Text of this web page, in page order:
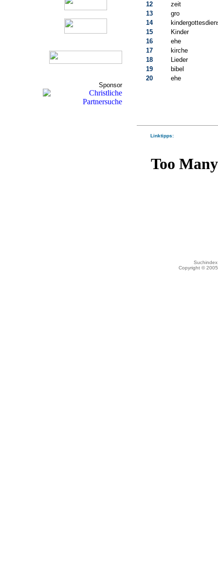
Sponsor
12
zeit
13
gro
14
15
Kinder
16
ehe
17
kirche
18
Lieder
19
bibel
20
ehe
Linktipps:
Copyright ©